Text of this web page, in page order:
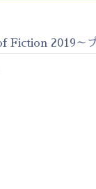
2019～プ